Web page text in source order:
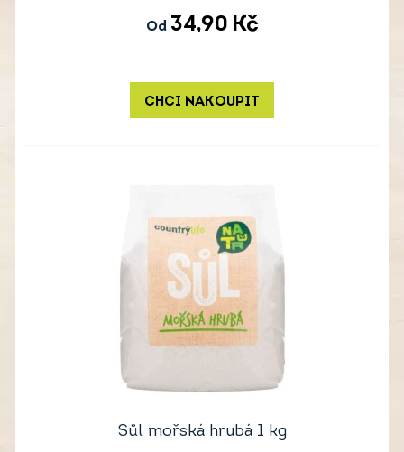
Od 34,90 Kč
CHCI NAKOUPIT
Sůl mořská hrubá 1 kg